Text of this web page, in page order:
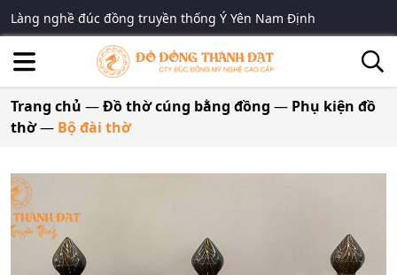
Làng nghề đúc đồng truyền thống Ý Yên Nam Định
Trang chủ —Đồ thờ cúng bằng đồng — Phụ kiện đồ
thờ— Bộ đài thờ